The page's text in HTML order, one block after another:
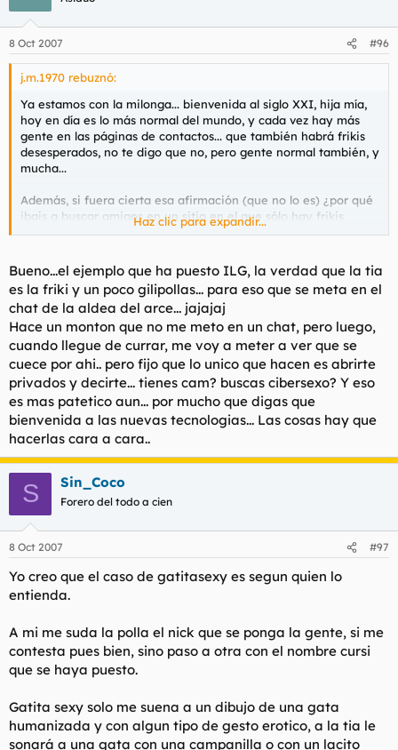
8 Oct 2007 #96
j.m.1970 rebuznó:
Ya estamos con la milonga... bienvenida al siglo XXI, hija mía,
hoy en día es lo más normal del mundo, y cada vez hay más
gente en las páginas de contactos... que también habrá frikis
desesperados, no te digo que no, pero gente normal también, y
mucha...
Además, si fuera cierta esa afirmación (que no lo es) ¿por qué
ibais a buscar amigos en un sitio en el que sólo hay frikis
desesperados?
Por supuesto, si una tía después de conocerte dice que sólo
quiere amistad, es claramente una excusa para no enrollarse
contigo, pero, como bien dice ILG, cuando te lo dice antes de
haber podido siquiera formarse una opinión de ti, es que
realmente va buscando sólo amistad, en una página que, por
definición, la mires por donde la mires, es para ligar. Y eso es
de ser tonta de solemnidad, en mi humilde opinión.
Haz clic para expandir...
Bueno...el ejemplo que ha puesto ILG, la verdad que la tia
es la friki y un poco gilipollas... para eso que se meta en el
chat de la aldea del arce... jajajaj
Hace un monton que no me meto en un chat, pero luego,
cuando llegue de currar, me voy a meter a ver que se
cuece por ahi.. pero fijo que lo unico que hacen es abrirte
privados y decirte... tienes cam? buscas cibersexo? Y eso
es mas patetico aun... por mucho que digas que
bienvenida a las nuevas tecnologias... Las cosas hay que
hacerlas cara a cara..
S Sin_Coco
Forero del todo a cien
8 Oct 2007 #97
Yo creo que el caso de gatitasexy es segun quien lo
entienda.
A mi me suda la polla el nick que se ponga la gente, si me
contesta pues bien, sino paso a otra con el nombre cursi
que se haya puesto.
Gatita sexy solo me suena a un dibujo de una gata
humanizada y con algun tipo de gesto erotico, a la tia le
sonará a una gata con una campanilla o con un lacito